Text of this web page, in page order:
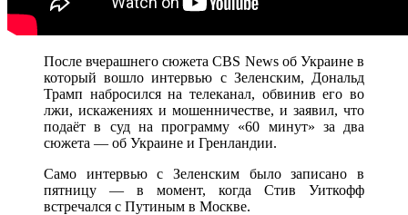
После вчерашнего сюжета CBS News об Украине в
который вошло интервью с Зеленским, Дональд
Трамп набросился на телеканал, обвинив его во
лжи, искажениях и мошенничестве, и заявил, что
подаёт в суд на программу «60 минут» за два
сюжета — об Украине и Гренландии.
Само интервью с Зеленским было записано в
пятницу — в момент, когда Стив Уиткофф
встречался с Путиным в Москве.